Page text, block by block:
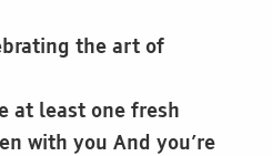
the art of
at least one fresh
with you And you’re